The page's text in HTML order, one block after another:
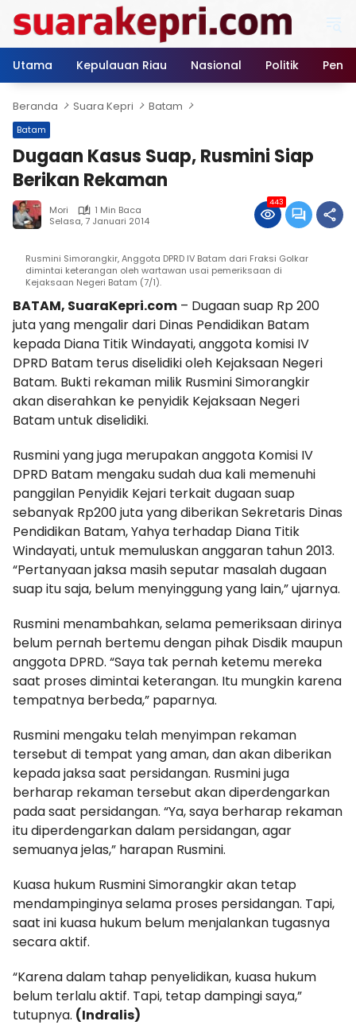
konten
Utama
Kepulauan Riau Nasional Politik
Beranda Suara Kepri Batam
Batam
Dugaan Kasus Suap, Rusmini Siap
Berikan Rekaman
Mori
1 Min Baca
Selasa, 7 Januari 2014
443
Rusmini Simorangkir, Anggota DPRD IV Batam dari Fraksi Golkar
dimintai keterangan oleh wartawan usai pemeriksaan di
Kejaksaan Negeri Batam (7/1).
BATAM, SuaraKepri.com – Dugaan suap Rp 200
juta yang mengalir dari Dinas Pendidikan Batam
kepada Diana Titik Windayati, anggota komisi IV
DPRD Batam terus diselidiki oleh Kejaksaan Negeri
Batam. Bukti rekaman milik Rusmini Simorangkir
akan diserahkan ke penyidik Kejaksaan Negeri
Batam untuk diselidiki.
Rusmini yang juga merupakan anggota Komisi IV
DPRD Batam mengaku sudah dua kali memenuhi
panggilan Penyidik Kejari terkait dugaan suap
sebanyak Rp200 juta yang diberikan Sekretaris Dinas
Pendidikan Batam, Yahya terhadap Diana Titik
Windayati, untuk memuluskan anggaran tahun 2013.
“Pertanyaan jaksa masih seputar masalah dugaan
suap itu saja, belum menyinggung yang lain,” ujarnya.
Rusmini menambahkan, selama pemeriksaan dirinya
belum pernah bertemu dengan pihak Disdik maupun
anggota DPRD. “Saya tak pernah ketemu mereka
saat proses dimintai keterangan. Itu mungkin karena
tempatnya berbeda,” paparnya.
Rusmini mengaku telah menyimpan rekaman
tersebut di tempat yang aman, dan akan diberikan
kepada jaksa saat persidangan. Rusmini juga
berharap rekaman tersebut akan diperdengarkan
pada saat persidangan. “Ya, saya berharap rekaman
itu diperdengarkan dalam persidangan, agar
semuanya jelas,” harapan Rusmini.
Kuasa hukum Rusmini Simorangkir akan tetap
mendampinginya selama proses persidangan. Tapi,
saat ini kuasa hukum belum menjalankan tugasnya
secara aktif.
“Karena dalam tahap penyelidikan, kuasa hukum
belum terlalu aktif. Tapi, tetap dampingi saya,”
tutupnya. (Indralis)